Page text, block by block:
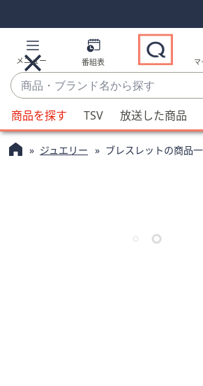
Links
Links2
メニュー 番組表
商
品・
ブ
ラ
ン
候
補
が
利
マ
商品を探す TSV 放送した商品
ジュエリー ブレスレットの商品